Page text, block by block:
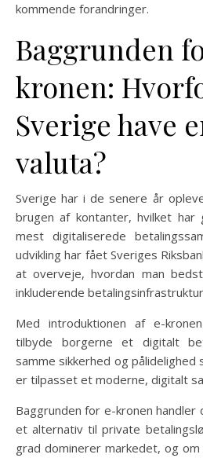
kommende forandringer.
Baggrunden
kronen:
Sverige have
valuta?
Sverige har i de senere år
brugen af kontanter, hvilket
mest digitaliserede
udvikling har fået Sveriges
at overveje, hvordan man
inkluderende
Med introduktionen af e-
tilbyde borgerne et digitalt
samme sikkerhed og
er tilpasset et moderne, digitalt
Baggrunden for e-kronen
et alternativ til private
grad dominerer markedet, og